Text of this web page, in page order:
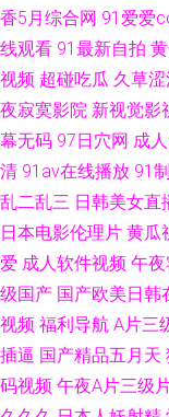
碰97人人乐 91被操 男
妻熟女在线网址 超碰
男影院 91人人操 四虎成
福利视频1000合集
香5月综合网 91爱爱
线观看 91最新自拍
视频 超碰吃瓜 久草涩
夜寂寞影院 新视觉影
幕无码 97日穴网 成
清 91av在线播放 91
乱二乱三 日韩美女直
日本电影伦理片 黄瓜
爱 成人软件视频 午
级国产 国产欧美日韩
视频 福利导航 A片三
插逼 国产精品五月天
码视频 午夜A片三级